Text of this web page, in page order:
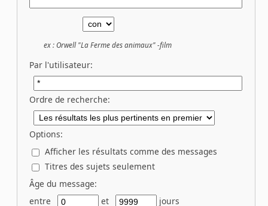
ex :Orwell "La Ferme des animaux" -film
Par l'utilisateur:
Ordre de recherche:
Options:
Afficher les résultats comme des messages
Titres des sujets seulement
Âge du message:
entre
et
jours